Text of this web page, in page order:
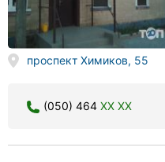
проспект Химиков, 55
(050) 464 XX XX